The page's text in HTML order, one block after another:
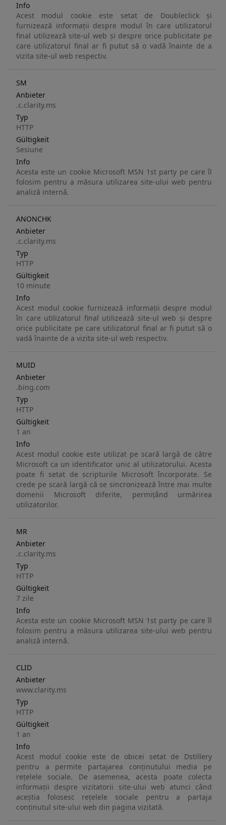
Info
Acest modul cookie este setat de Doubleclick și
furnizează informații despre modul în care utilizatorul
final utilizează site-ul web și despre orice publicitate pe
care utilizatorul final ar fi putut să o vadă înainte de a
vizita site-ul web respectiv.
SM
Anbieter
.c.clarity.ms
Typ
HTTP
Gültigkeit
Sesiune
Info
Acesta este un cookie Microsoft MSN 1st party pe care îl
folosim pentru a măsura utilizarea site-ului web pentru
analiză internă.
ANONCHK
Anbieter
.c.clarity.ms
Typ
HTTP
Gültigkeit
10 minute
Info
Acest modul cookie furnizează informații despre modul
în care utilizatorul final utilizează site-ul web și despre
orice publicitate pe care utilizatorul final ar fi putut să o
vadă înainte de a vizita site-ul web respectiv.
MUID
Anbieter
.bing.com
Typ
HTTP
Gültigkeit
1 an
Info
Acest modul cookie este utilizat pe scară largă de către
Microsoft ca un identificator unic al utilizatorului. Acesta
poate fi setat de scripturile Microsoft încorporate. Se
crede pe scară largă că se sincronizează între mai multe
domenii Microsoft diferite, permițând urmărirea
utilizatorilor.
MR
Anbieter
.c.clarity.ms
Typ
HTTP
Gültigkeit
7 zile
Info
Acesta este un cookie Microsoft MSN 1st party pe care îl
folosim pentru a măsura utilizarea site-ului web pentru
analiză internă.
CLID
Anbieter
www.clarity.ms
Typ
HTTP
Gültigkeit
1 an
Info
Acest modul cookie este de obicei setat de Dstillery
pentru a permite partajarea conținutului media pe
rețelele sociale. De asemenea, acesta poate colecta
informații despre vizitatorii site-ului web atunci când
aceștia folosesc rețelele sociale pentru a partaja
conținutul site-ului web din pagina vizitată.